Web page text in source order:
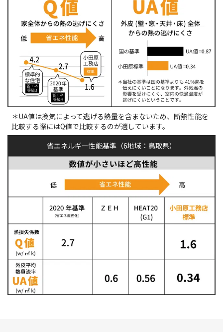
＊UA値は換気によって逃げる熱量を含まないため、断熱性能を
比較する際にはQ値で比較するのが適しています。
省エネルギー性能基準（6地域：鳥取県）